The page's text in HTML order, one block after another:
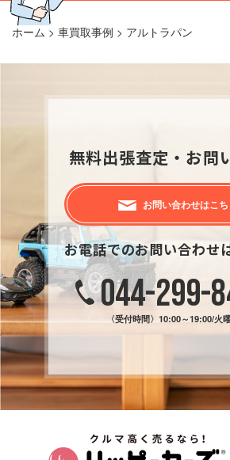
ホーム > 車買取事例 > アルトラパン
無料出張査定・お問
お問い合わせはこ
お電話でのお問い合わせ
044-299-
〈受付時間〉 10:00～19:00/火